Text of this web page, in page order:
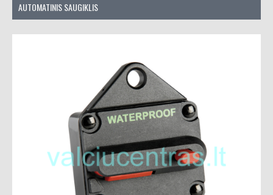
AUTOMATINIS SAUGIKLIS